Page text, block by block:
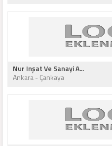
Nur Inşat Ve Sanayi A...
Ankara - Çankaya